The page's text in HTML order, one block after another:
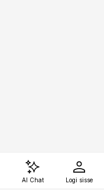
AI Chat Logi sisse